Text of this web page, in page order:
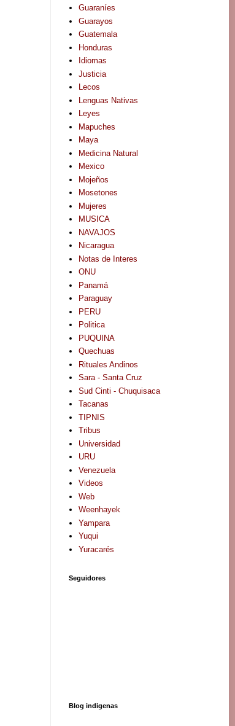
Guaraníes
Guarayos
Guatemala
Honduras
Idiomas
Justicia
Lecos
Lenguas Nativas
Leyes
Mapuches
Maya
Medicina Natural
Mexico
Mojeños
Mosetones
Mujeres
MUSICA
NAVAJOS
Nicaragua
Notas de Interes
ONU
Panamá
Paraguay
PERU
Politica
PUQUINA
Quechuas
Rituales Andinos
Sara - Santa Cruz
Sud Cinti - Chuquisaca
Tacanas
TIPNIS
Tribus
Universidad
URU
Venezuela
Videos
Web
Weenhayek
Yampara
Yuqui
Yuracarés
Seguidores
Blog indigenas